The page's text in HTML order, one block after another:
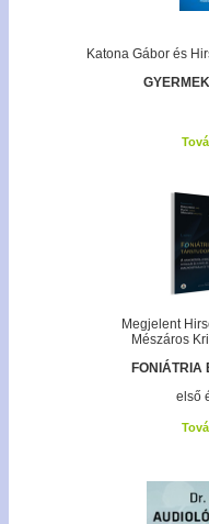
Katona Gábor és
Megjelent
Mészáros
FONIÁTRIA
első